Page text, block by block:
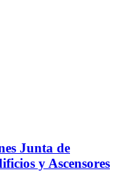
Junta de
y Ascensores